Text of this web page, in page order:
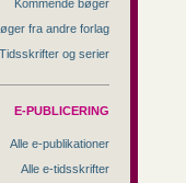
Kommende bøger
fra andre forlag
Tidsskrifter og serier
E-PUBLICERING
Alle e-publikationer
Alle e-tidsskrifter